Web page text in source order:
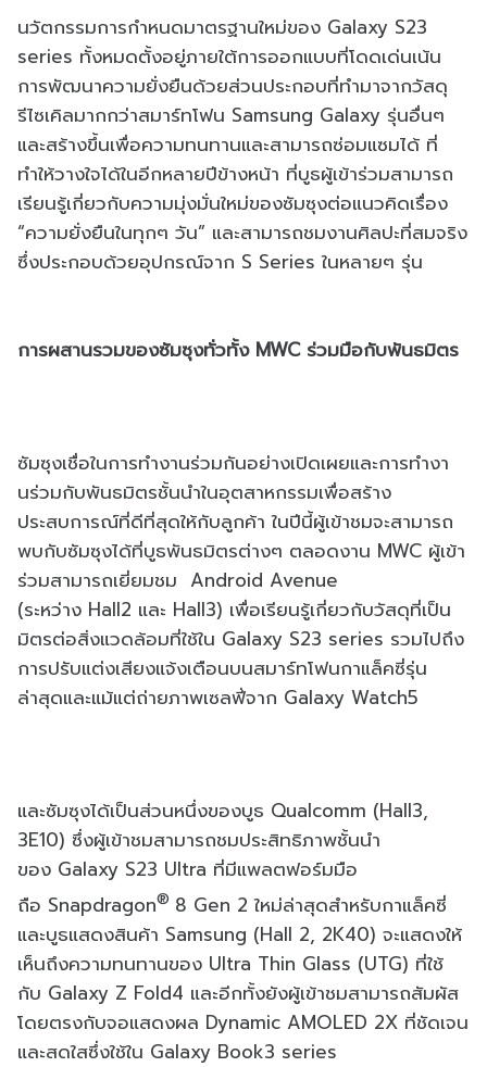
นวัตกรรมการกำหนดมาตรฐานใหม่ของ Galaxy S23
series ทั้งหมดตั้งอยู่ภายใต้การออกแบบที่โดดเด่นเน้น
การพัฒนาความยั่งยืนด้วยส่วนประกอบที่ทำมาจากวัสดุ
รีไซเคิลมากกว่าสมาร์ทโฟน Samsung Galaxy รุ่นอื่นๆ
และสร้างขึ้นเพื่อความทนทานและสามารถซ่อมแซมได้ ที่
ทำให้วางใจได้ในอีกหลายปีข้างหน้า ที่บูธผู้เข้าร่วมสามารถ
เรียนรู้เกี่ยวกับความมุ่งมั่นใหม่ของซัมซุงต่อแนวคิดเรื่อง
“ความยั่งยืนในทุกๆ วัน” และสามารถชมงานศิลปะที่สมจริง
ซึ่งประกอบด้วยอุปกรณ์จาก S Series ในหลายๆ รุ่น
การผสานรวมของซัมซุงทั่วทั้ง MWC ร่วมมือกับพันธมิตร
ซัมซุงเชื่อในการทำงานร่วมกันอย่างเปิดเผยและการทำงา
นร่วมกับพันธมิตรชั้นนำในอุตสาหกรรมเพื่อสร้าง
ประสบการณ์ที่ดีที่สุดให้กับลูกค้า ในปีนี้ผู้เข้าชมจะสามารถ
พบกับซัมซุงได้ที่บูธพันธมิตรต่างๆ ตลอดงาน MWC ผู้เข้า
ร่วมสามารถเยี่ยมชม Android Avenue
(ระหว่าง Hall2 และ Hall3) เพื่อเรียนรู้เกี่ยวกับวัสดุที่เป็น
มิตรต่อสิ่งแวดล้อมที่ใช้ใน Galaxy S23 series รวมไปถึง
การปรับแต่งเสียงแจ้งเตือนบนสมาร์ทโฟนกาแล็คซี่รุ่น
ล่าสุดและแม้แต่ถ่ายภาพเซลฟี่จาก Galaxy Watch5
และซัมซุงได้เป็นส่วนหนึ่งของบูธ Qualcomm (Hall3,
3E10) ซึ่งผู้เข้าชมสามารถชมประสิทธิภาพชั้นนำ
ของ Galaxy S23 Ultra ที่มีแพลตฟอร์มมือ
ถือ Snapdragon® 8 Gen 2ใหม่ล่าสุดสำหรับกาแล็คซี่
และบูธแสดงสินค้า Samsung (Hall 2, 2K40) จะแสดงให้
เห็นถึงความทนทานของ Ultra Thin Glass (UTG) ที่ใช้
กับ Galaxy Z Fold4 และอีกทั้งยังผู้เข้าชมสามารถสัมผัส
โดยตรงกับจอแสดงผล Dynamic AMOLED 2X ที่ชัดเจน
และสดใสซึ่งใช้ใน Galaxy Book3 series